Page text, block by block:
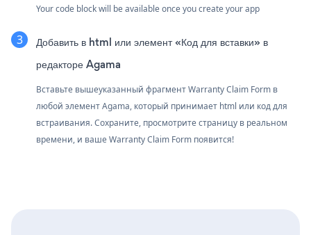
Your code block will be available once you create your app
Добавить в html или элемент «Код для вставки» в
редакторе Agama
Вставьте вышеуказанный фрагмент Warranty Claim Form в
любой элемент Agama, который принимает html или код для
встраивания. Сохраните, просмотрите страницу в реальном
времени, и ваше Warranty Claim Form появится!